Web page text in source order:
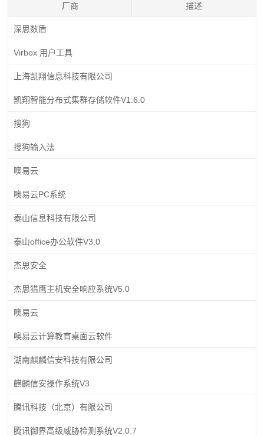
厂商 描述
深思数盾
Virbox 用户工具
上海凯翔信息科技有限公司
凯翔智能分布式集群存储软件V1.6.0
搜狗
搜狗输入法
噢易云
噢易云PC系统
泰山信息科技有限公司
泰山office办公软件V3.0
杰思安全
杰思猎鹰主机安全响应系统V5.0
噢易云
噢易云计算教育桌面云软件
湖南麒麟信安科技有限公司
麒麟信安操作系统V3
腾讯科技（北京）有限公司
腾讯御界高级威胁检测系统V2.0.7